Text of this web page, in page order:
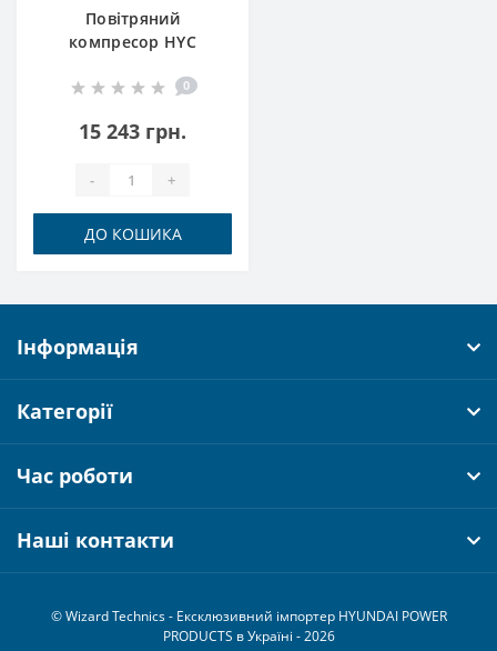
Повітряний
компресор HYC
0
15 243 грн.
- +
ДО КОШИКА
Інформація
Категорії
Час роботи
Наші контакти
© Wizard Technics - Ексклюзивний імпортер HYUNDAI POWER
PRODUCTS в Україні - 2026